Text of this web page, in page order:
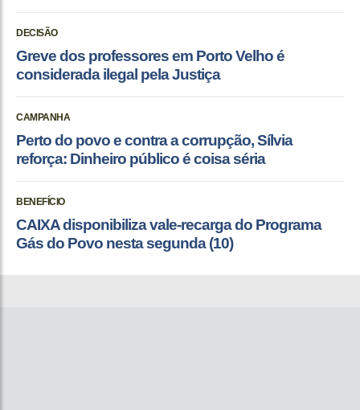
DECISÃO
Greve dos professores em Porto Velho é
considerada ilegal pela Justiça
CAMPANHA
Perto do povo e contra a corrupção, Sílvia
reforça: Dinheiro público é coisa séria
BENEFÍCIO
CAIXA disponibiliza vale-recarga do Programa
Gás do Povo nesta segunda (10)